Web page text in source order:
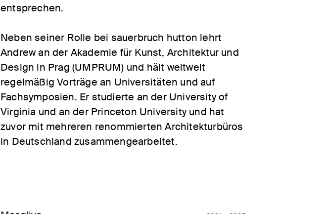
entsprechen.
Neben seiner Rolle bei sauerbruch hutton lehrt
Andrew an der Akademie für Kunst, Architektur und
Design in Prag (UMPRUM) und hält weltweit
regelmäßig Vorträge an Universitäten und auf
Fachsymposien. Er studierte an der University of
Virginia und an der Princeton University und hat
zuvor mit mehreren renommierten Architekturbüros
in Deutschland zusammengearbeitet.